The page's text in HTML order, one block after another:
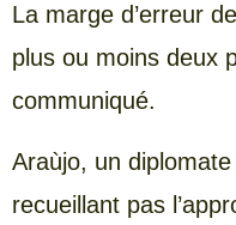
La marge d’erreur
plus ou moins deux
communiqué.
Araùjo, un
recueillant pas